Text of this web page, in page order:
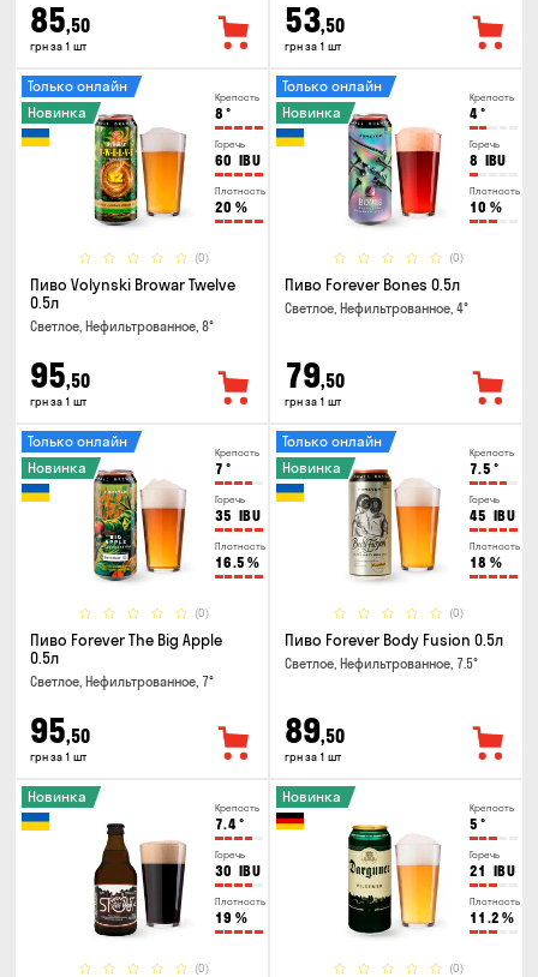
85,50
грн за 1 шт
53,50
грн за 1 шт
Крепость
8 °
Горечь
60 IBU
Плотность
20 %
(0)
Только онлайн
Новинка
Пиво Volynski Browar Twelve
0.5л
Светлое, Нефильтрованное, 8°
95,50
грн за 1 шт
Крепость
4°
Горечь
8 IBU
Плотность
10 %
(0)
Только онлайн
Новинка
Пиво Forever Bones 0.5л
Светлое, Нефильтрованное, 4°
79,50
грн за 1 шт
Крепость
7 °
Горечь
35 IBU
Плотность
16.5 %
(0)
Только онлайн
Новинка
Пиво Forever The Big Apple
0.5л
Светлое, Нефильтрованное, 7°
95,50
грн за 1 шт
Крепость
7.5 °
Горечь
45 IBU
Плотность
18 %
(0)
Только онлайн
Новинка
Пиво Forever Body Fusion 0.5л
Светлое, Нефильтрованное, 7.5°
89,50
грн за 1 шт
Крепость
7.4°
Горечь
30 IBU
Плотность
19 %
(0)
Новинка
Крепость
5 °
Горечь
21 IBU
Плотность
11.2 %
(0)
Новинка